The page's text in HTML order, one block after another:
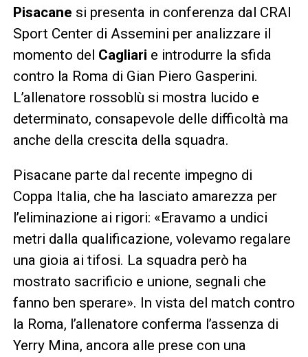
Pisacane si presenta in conferenza dal CRAI
Sport Center di Assemini per analizzare il
momento del Cagliari e introdurre la sfida
contro la Roma di Gian Piero Gasperini.
L’allenatore rossoblù si mostra lucido e
determinato, consapevole delle difficoltà ma
anche della crescita della squadra.
Pisacane parte dal recente impegno di
Coppa Italia, che ha lasciato amarezza per
l’eliminazione ai rigori: «Eravamo a undici
metri dalla qualificazione, volevamo regalare
una gioia ai tifosi. La squadra però ha
mostrato sacrificio e unione, segnali che
fanno ben sperare». In vista del match contro
la Roma, l’allenatore conferma l’assenza di
Yerry Mina, ancora alle prese con una